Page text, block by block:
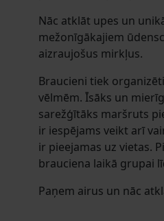
Nāc atklāt upes un
mežonīgākajiem
aizraujošus mirkļus.
Braucieni tiek
vēlmēm. Īsāks un
sarežģītāks maršruts
ir iespējams veikt arī
ir pieejamas uz vietas.
brauciena laikā grupai
Paņem airus un nāc